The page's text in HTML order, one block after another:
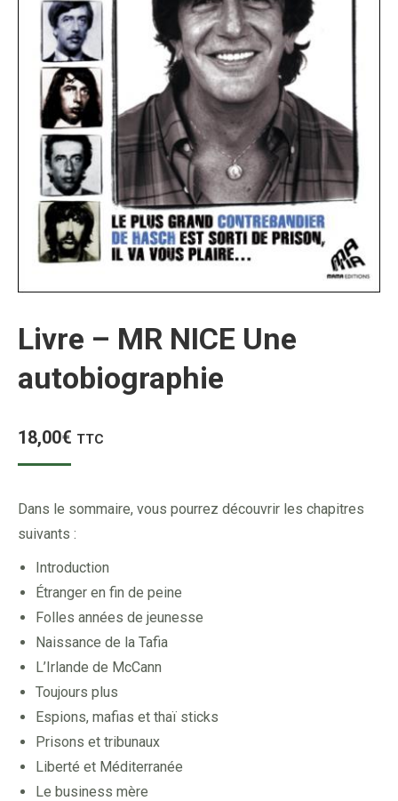
Livre – MR NICE Une
autobiographie
18,00€ TTC
Dans le sommaire, vous pourrez découvrir les chapitres
suivants :
Introduction
Étranger en fin de peine
Folles années de jeunesse
Naissance de la Tafia
L’Irlande de McCann
Toujours plus
Espions, mafias et thaï sticks
Prisons et tribunaux
Liberté et Méditerranée
Le business mère